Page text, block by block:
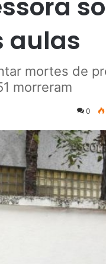
aulas
mortes de
morreram
0